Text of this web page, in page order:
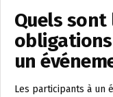
Quels
un
Les participants à un